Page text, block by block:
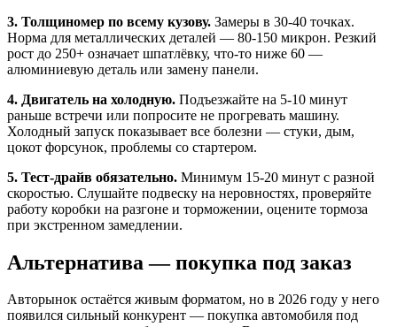
3. Толщиномер по всему кузову. Замеры в 30-40 точках.
Норма для металлических деталей — 80-150 микрон. Резкий
рост до 250+ означает шпатлёвку, что-то ниже 60 —
алюминиевую деталь или замену панели.
4. Двигатель на холодную. Подъезжайте на 5-10 минут
раньше встречи или попросите не прогревать машину.
Холодный запуск показывает все болезни — стуки, дым,
цокот форсунок, проблемы со стартером.
5. Тест-драйв обязательно. Минимум 15-20 минут с разной
скоростью. Слушайте подвеску на неровностях, проверяйте
работу коробки на разгоне и торможении, оцените тормоза
при экстренном замедлении.
Альтернатива — покупка под заказ
Авторынок остаётся живым форматом, но в 2026 году у него
появился сильный конкурент — покупка автомобиля под